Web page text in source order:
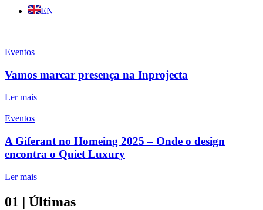
EN
Eventos
Vamos marcar presença na Inprojecta
Ler mais
Eventos
A Giferant no Homeing 2025 – Onde o design
encontra o Quiet Luxury
Ler mais
01 | Últimas